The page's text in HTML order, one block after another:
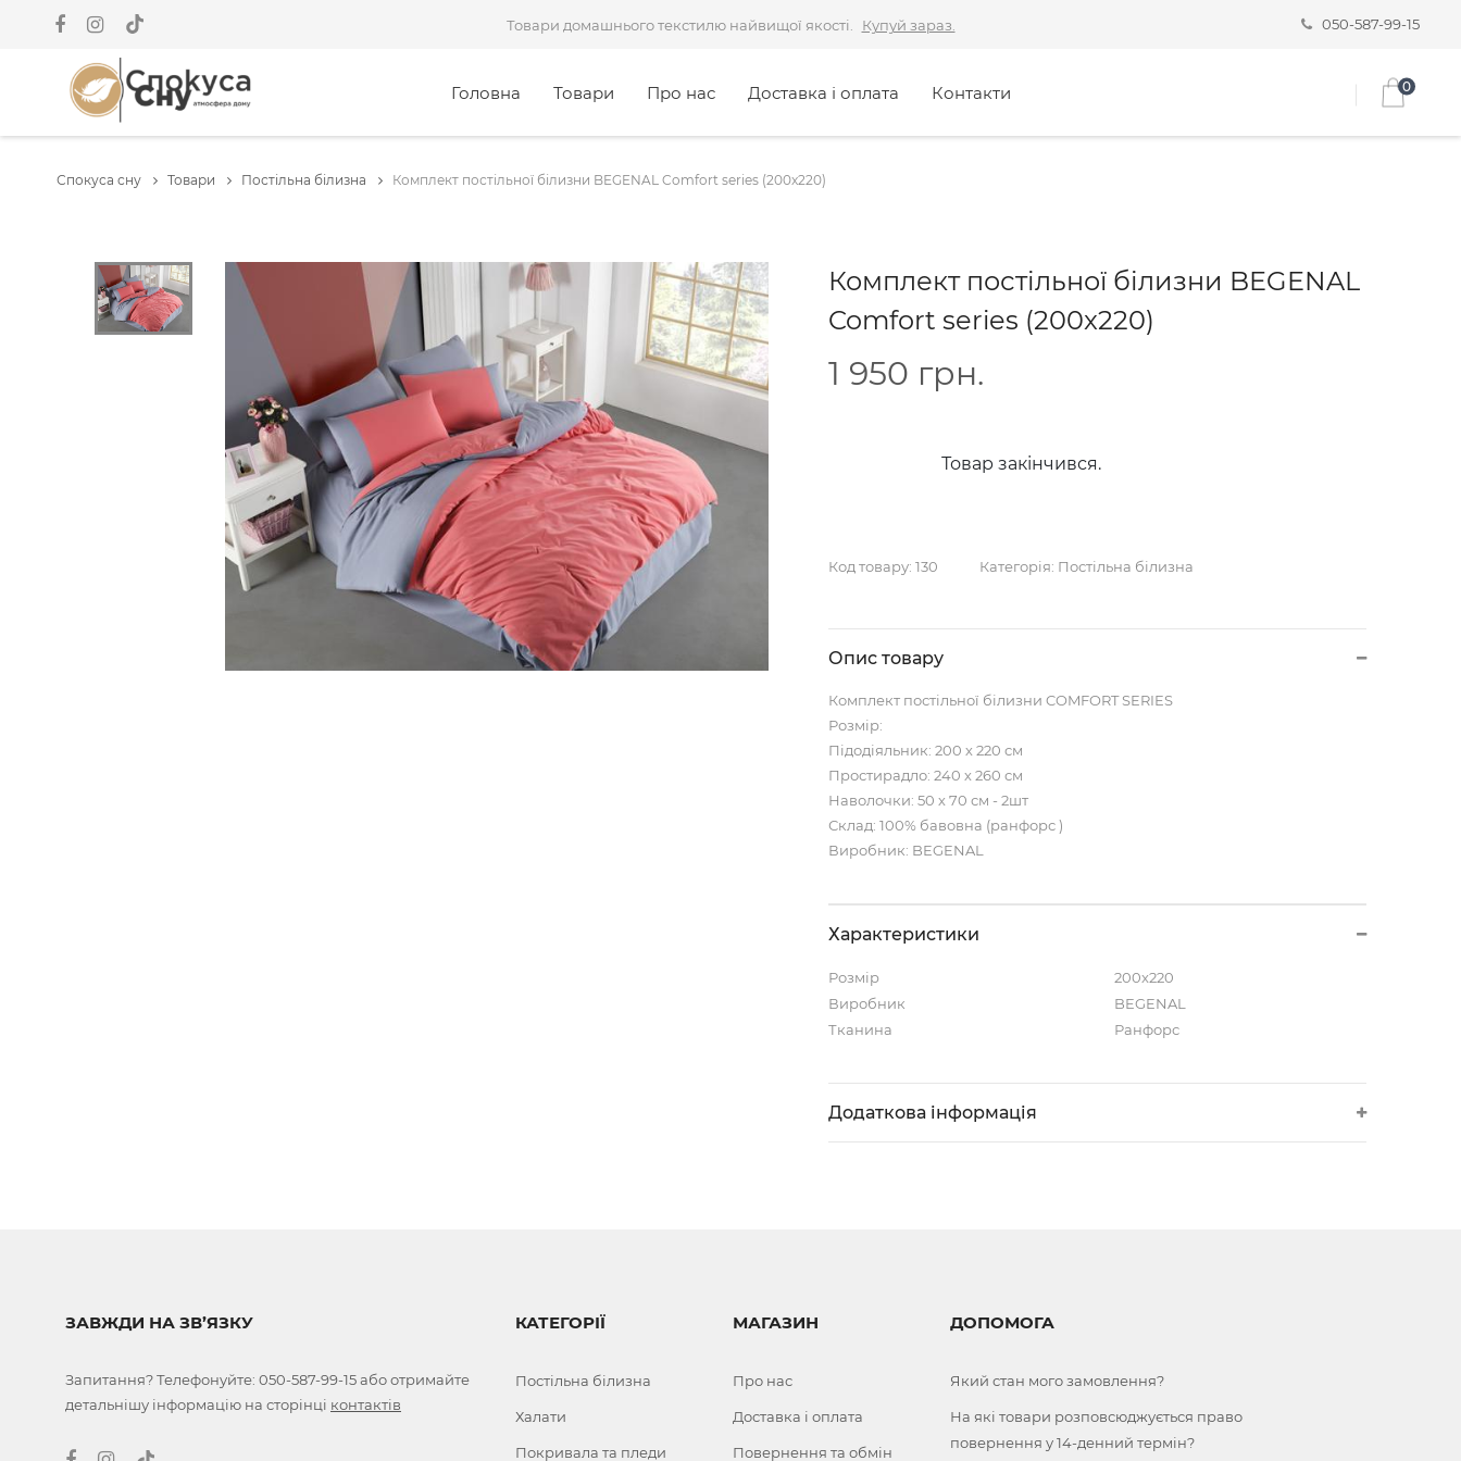
Товари домашнього текстилю найвищої якості. Купуй зараз. 050-587-99-15
Головна Товари Про нас Доставка і оплата Контакти 0
Спокуса сну Товари Постільна білизна Комплект постільної білизни BEGENAL Comfort series (200x220)
Комплект постільної білизни BEGENAL
Comfort series (200x220)
1 950 грн.
Товар закінчився.
Код товару:130 Категорія: Постільна білизна
Опис товару
Комплект постільної білизни COMFORT SERIES
Розмір:
Підодіяльник: 200 х 220 см
Простирадло: 240 х 260 см
Наволочки: 50 х 70 см - 2шт
Склад: 100% бавовна (ранфорс )
Виробник: BEGENAL
Характеристики
Розмір
200x220
Виробник
BEGENAL
Тканина
Ранфорс
Додаткова інформація
ЗАВЖДИ НА ЗВ’ЯЗКУ
Запитання? Телефонуйте: 050-587-99-15або отримайте
детальнішу інформацію на сторінці контактів
КАТЕГОРІЇ
Постільна білизна
Халати
Покривала та пледи
МАГАЗИН
Про нас
Доставка і оплата
Повернення та обмін
ДОПОМОГА
Який стан мого замовлення?
На які товари розповсюджується право
повернення у 14-денний термін?